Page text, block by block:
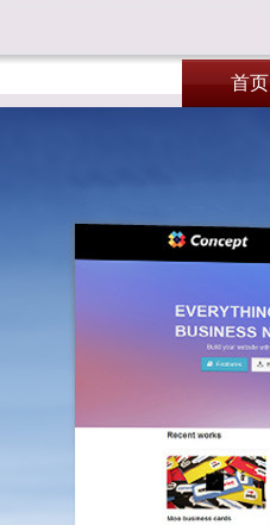
首页